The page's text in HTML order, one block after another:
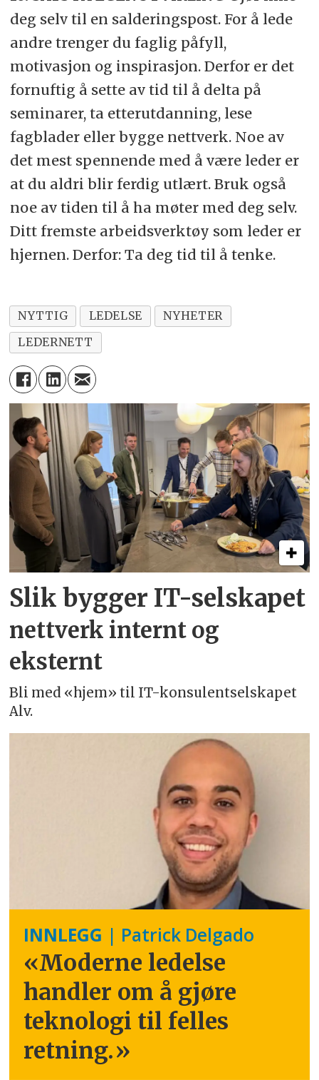
deg selv til en salderingspost. For å lede
andre trenger du faglig påfyll,
motivasjon og inspirasjon. Derfor er det
fornuftig å sette av tid til å delta på
seminarer, ta etterutdanning, lese
fagblader eller bygge nettverk. Noe av
det mest spennende med å være leder er
at du aldri blir ferdig utlært. Bruk også
noe av tiden til å ha møter med deg selv.
Ditt fremste arbeidsverktøy som leder er
hjernen. Derfor: Ta deg tid til å tenke.
NYTTIG LEDELSE
NYHETER
LEDERNETT
Slik bygger IT-selskapet
nettverk internt og
eksternt
Bli med «hjem» til IT-konsulentselskapet
Alv.
INNLEGG | Patrick Delgado
«Moderne ledelse
handler om å gjøre
teknologi til felles
retning.»